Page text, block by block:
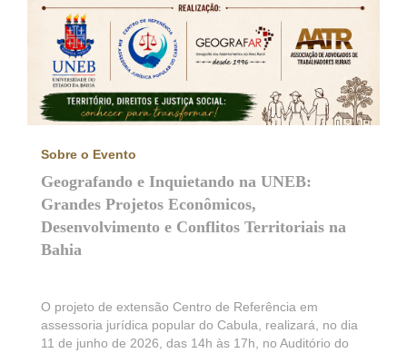
Sobre o Evento
Geografando e Inquietando na UNEB:
Grandes Projetos Econômicos,
Desenvolvimento e Conflitos Territoriais na
Bahia
O projeto de extensão Centro de Referência em
assessoria jurídica popular do Cabula, realizará, no dia
11 de junho de 2026, das 14h às 17h, no Auditório do